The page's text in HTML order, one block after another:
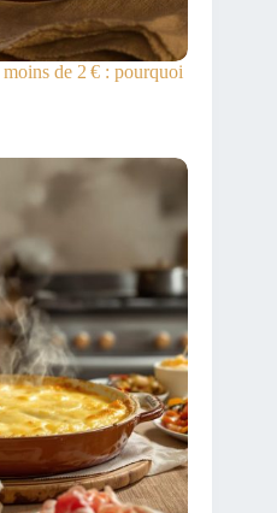
de 2 € : pourquoi